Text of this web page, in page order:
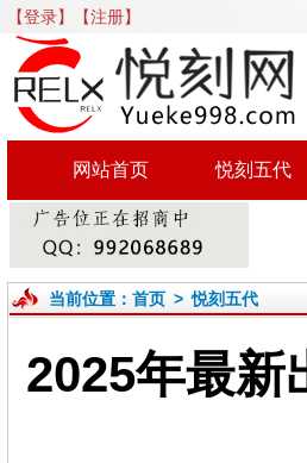
【登录】 【注册】
网站首页 悦刻五代
当前位置： 首页>悦刻五代
2025年最